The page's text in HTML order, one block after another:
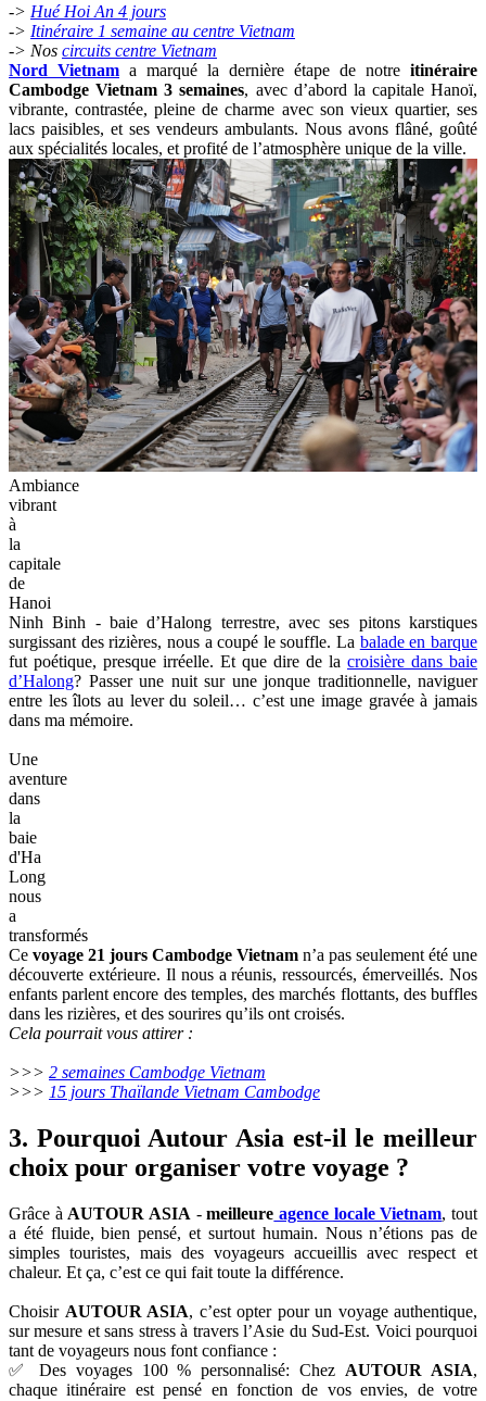
-> Hué Hoi An 4 jours
-> Itinéraire 1 semaine au centre Vietnam
-> Nos circuits centre Vietnam
Nord Vietnam a marqué la dernière étape de notre itinéraire
Cambodge Vietnam 3 semaines, avec d’abord la capitale Hanoï,
vibrante, contrastée, pleine de charme avec son vieux quartier, ses
lacs paisibles, et ses vendeurs ambulants. Nous avons flâné, goûté
aux spécialités locales, et profité de l’atmosphère unique de la ville.
Ambiance
vibrant
à
la
capitale
de
Hanoi
Ninh Binh - baie d’Halong terrestre, avec ses pitons karstiques
surgissant des rizières, nous a coupé le souffle. La balade en barque
fut poétique, presque irréelle. Et que dire de la croisière dans baie
d’Halong? Passer une nuit sur une jonque traditionnelle, naviguer
entre les îlots au lever du soleil… c’est une image gravée à jamais
dans ma mémoire.
aventure
dans
baie
d'Ha
Long
a
transformés
Cevoyage 21 jours Cambodge Vietnamn’a pas seulement été une
découverte extérieure. Il nous a réunis, ressourcés, émerveillés. Nos
dans les rizières, et des sourires qu’ils ont croisés.
Cela pourrait vous attirer :
>>>2 semaines Cambodge Vietnam
>>>15 jours Thaïlande Vietnam Cambodge